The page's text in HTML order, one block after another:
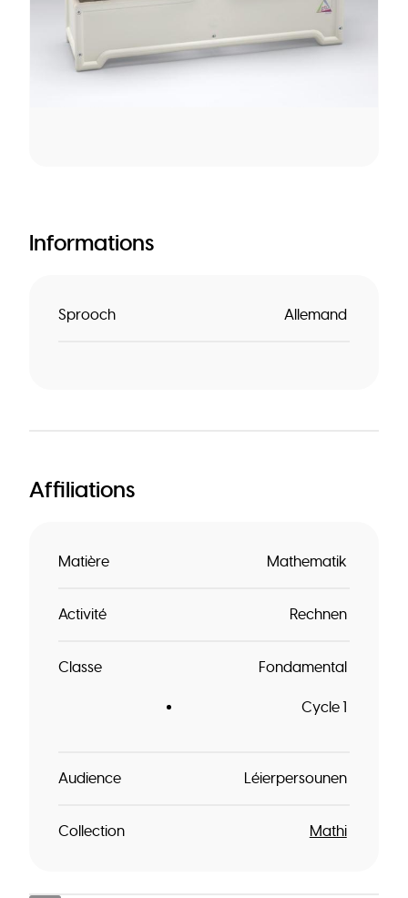
Informations
Sprooch Allemand
Affiliations
Matière Mathematik
Activité Rechnen
Classe Fondamental
Cycle 1
Audience Léierpersounen
Collection Mathi